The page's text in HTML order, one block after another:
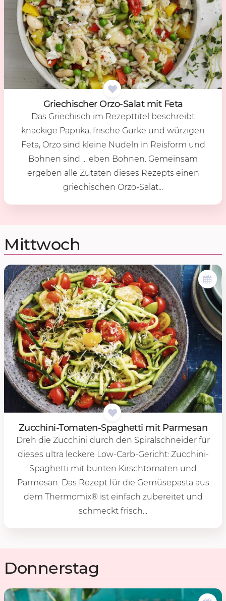
Grie­chi­scher Orzo-Sa­lat mit Feta
Das Griechisch im Rezepttitel beschreibt
knackige Paprika, frische Gurke und würzigen
Feta, Orzo sind kleine Nudeln in Reisform und
Bohnen sind ... eben Bohnen. Gemeinsam
ergeben alle Zutaten dieses Rezepts einen
griechischen Orzo-Salat...
Mittwoch
Zuc­chi­ni-To­ma­ten-Spa­ghet­ti mit Par­me­san
Dreh die Zucchini durch den Spiralschneider für
dieses ultra leckere Low-Carb-Gericht: Zucchini-
Spaghetti mit bunten Kirschtomaten und
Parmesan. Das Rezept für die Gemüsepasta aus
dem Thermomix® ist einfach zubereitet und
schmeckt frisch...
Donnerstag